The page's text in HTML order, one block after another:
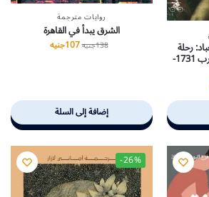
رحلة
أسيرة هولندية في بلاد المغرب 1731-
روايات مترجمة
الشرق يبدأ في القاهرة
138جنيه107جنيه
إضافة إلى السلة
-26%